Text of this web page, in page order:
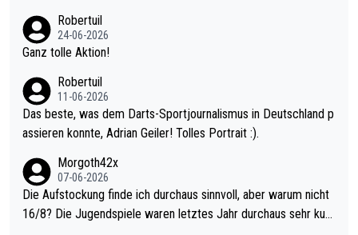
mal 40+ erst recht. Da gewinnst keinen Blumentopf - ist ja noc
h krasser wie ein Pokalspiel eines Kreisligisten vs einem Bund
Robertuil
24-06-2026
Ganz tolle Aktion!
Robertuil
11-06-2026
Das beste, was dem Darts-Sportjournalismus in Deutschland p
assieren konnte, Adrian Geiler! Tolles Portrait :).
Morgoth42x
07-06-2026
Die Aufstockung finde ich durchaus sinnvoll, aber warum nicht
16/8? Die Jugendspiele waren letztes Jahr durchaus sehr kurz